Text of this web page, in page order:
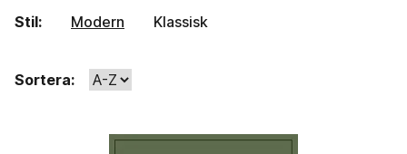
Stil: Modern Klassisk
Sortera: